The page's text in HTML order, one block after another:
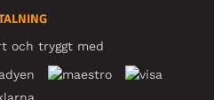
och tryggt med